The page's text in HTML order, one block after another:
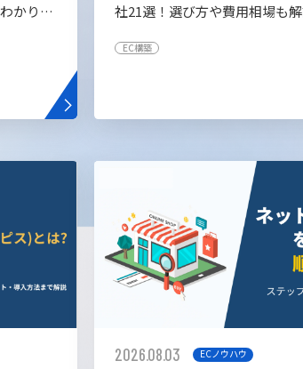
かりや
社21選！選び方や費用相場も
EC構築
2026.08.03 ECノウハウ